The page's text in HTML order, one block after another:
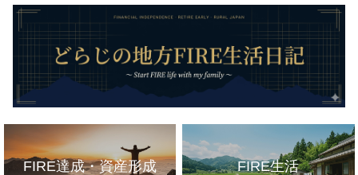
FIRE達成・資産形成 FIRE生活